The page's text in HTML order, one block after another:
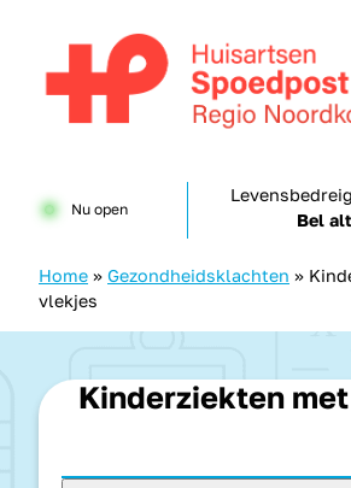
Nu open
Bel
Home » Gezondheidsklachten »
vlekjes
Kinderziekten